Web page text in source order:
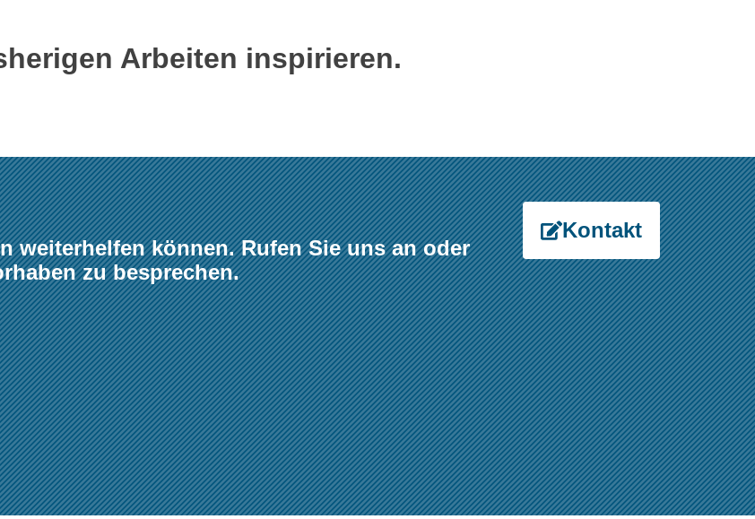
Arbeiten inspirieren.
weiterhelfen können. Rufen Sie uns an oder
zu besprechen.
Kontakt